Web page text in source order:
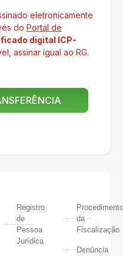
eletronicamente
do Portal de
digital ICP-
assinar igual ao RG.
Registro
de
Pessoa
Jurídica
da
Fiscalização
Denúncia